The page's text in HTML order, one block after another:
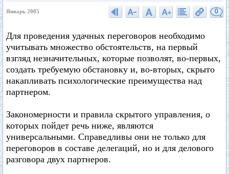
Январь 2005 0
Для проведения удачных переговоров необходимо
учитывать множество обстоятельств, на первый
взгляд незначительных, которые позволят, во-первых,
создать требуемую обстановку и, во-вторых, скрыто
накапливать психологические преимущества над
партнером.
Закономерности и правила скрытого управления, о
которых пойдет речь ниже, являются
универсальными. Справедливы они не только для
переговоров в составе делегаций, но и для делового
разговора двух партнеров.